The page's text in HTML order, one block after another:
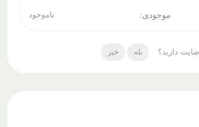
موجودی: ناموجود
دارید؟ بله خیر